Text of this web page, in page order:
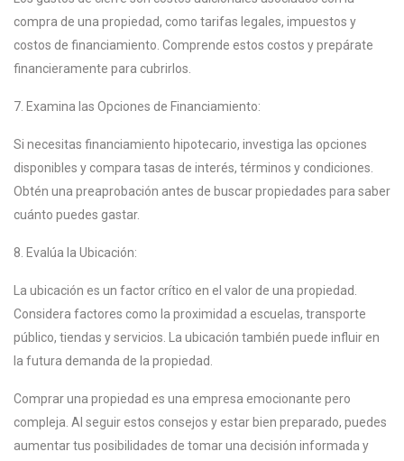
compra de una propiedad, como tarifas legales, impuestos y
costos de financiamiento. Comprende estos costos y prepárate
financieramente para cubrirlos.
7. Examina las Opciones de Financiamiento:
Si necesitas financiamiento hipotecario, investiga las opciones
disponibles y compara tasas de interés, términos y condiciones.
Obtén una preaprobación antes de buscar propiedades para saber
cuánto puedes gastar.
8. Evalúa la Ubicación:
La ubicación es un factor crítico en el valor de una propiedad.
Considera factores como la proximidad a escuelas, transporte
público, tiendas y servicios. La ubicación también puede influir en
la futura demanda de la propiedad.
Comprar una propiedad es una empresa emocionante pero
compleja. Al seguir estos consejos y estar bien preparado, puedes
aumentar tus posibilidades de tomar una decisión informada y